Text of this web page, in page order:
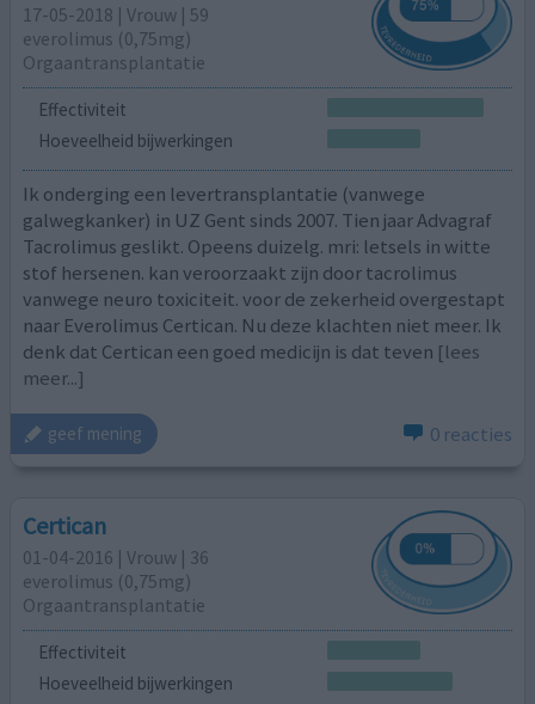
17-05-2018 | Vrouw | 59
everolimus (0,75mg)
Orgaantransplantatie
Effectiviteit
Hoeveelheid bijwerkingen
Ik onderging een levertransplantatie (vanwege
galwegkanker) in UZ Gent sinds 2007. Tien jaar Advagraf
Tacrolimus geslikt. Opeens duizelg. mri: letsels in witte
stof hersenen. kan veroorzaakt zijn door tacrolimus
vanwege neuro toxiciteit. voor de zekerheid overgestapt
naar Everolimus Certican. Nu deze klachten niet meer. Ik
denk dat Certican een goed medicijn is dat teven [lees
meer...]
geef mening 0 reacties
Certican
01-04-2016 | Vrouw | 36
everolimus (0,75mg)
Orgaantransplantatie
Effectiviteit
Hoeveelheid bijwerkingen